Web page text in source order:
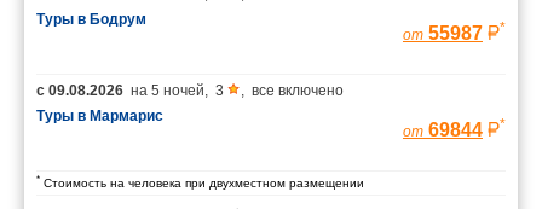
Туры в Бодрум
от 55987 *
с 09.08.2026 на 5 ночей, 3 , все включено
Туры в Мармарис
от 69844 *
* Стоимость на человека при двухместном размещении